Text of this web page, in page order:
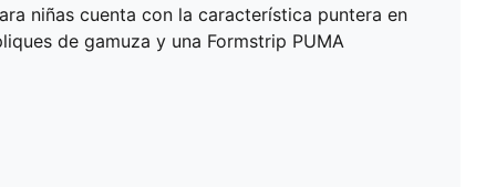
niñas cuenta con la característica puntera en
de gamuza y una Formstrip PUMA